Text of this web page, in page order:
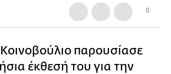
0
παρουσίασε
έκθεσή του για την